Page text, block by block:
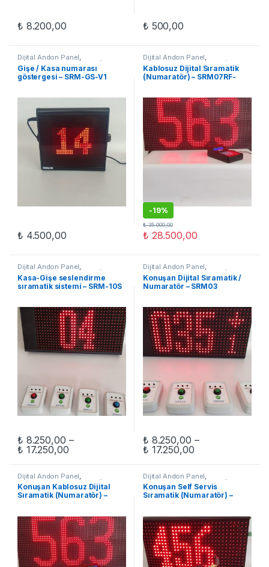
₺ 8.200,00 ₺ 500,00
Dijital Andon Panel,
OTOMASYON
Gişe / Kasa numarası
göstergesi – SRM-GS-V1
₺ 4.500,00
Dijital Andon Panel,
OTOMASYON,Sıramatik Ürünleri
Kablosuz Dijital Sıramatik
(Numaratör) – SRM07RF-
-19%
₺ 28.500,00
₺35.000,00
Dijital Andon Panel,
OTOMASYON Sıramatik Ürünleri
Kasa-Gişe seslendirme
sıramatik sistemi – SRM-10S
₺ 8.250,00 –
₺ 17.250,00Fiyat aralığı: ₺ 8.250,00 - ₺ 17.250,00
Bu ürünün birden fazla varyasyonu var. Seçenekler ürün
Dijital Andon Panel,
OTOMASYON,Sıramatik Ürünleri
Konuşan Dijital Sıramatik /
Numaratör – SRM03
₺ 8.250,00 –
₺ 17.250,00Fiyat aralığı: ₺
Bu ürünün birden fazla
Dijital Andon Panel
OTOMASYON , Sıramatik Ürünleri
Konuşan Kablosuz Dijital
Sıramatik (Numaratör) –
Dijital Andon Panel
OTOMASYON ,Sıramatik Ürünleri
Konuşan Self Servis
Sıramatik (Numaratör) –